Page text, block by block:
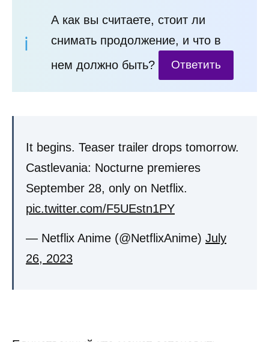
А как вы считаете, стоит ли
снимать продолжение, и что в
нем должно быть?
Ответить
It begins. Teaser trailer drops tomorrow.
Castlevania: Nocturne premieres
September 28, only on Netflix.
pic.twitter.com/F5UEstn1PY
— Netflix Anime (@NetflixAnime) July
26, 2023